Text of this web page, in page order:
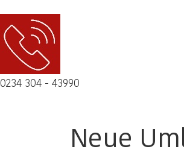
0234 304 - 43990
Neue